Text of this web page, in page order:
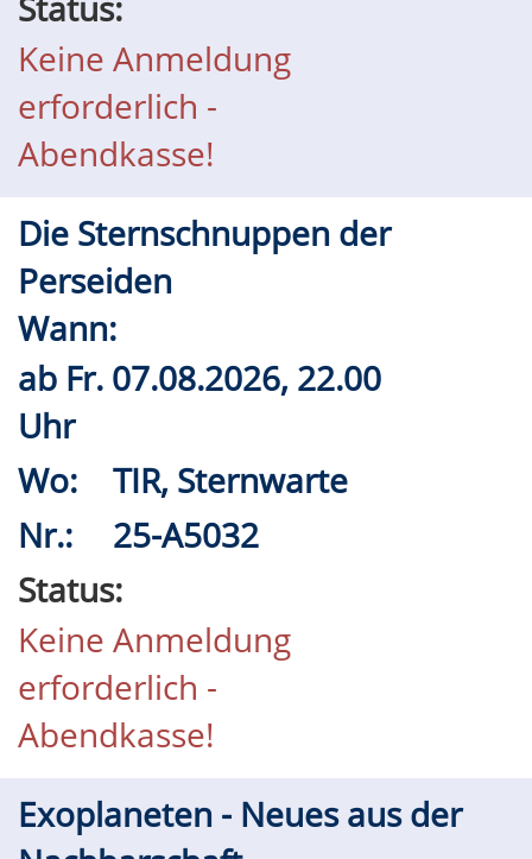
Keine Anmeldung
erforderlich -
Abendkasse!
Die Sternschnuppen der
Perseiden
Wann:
ab Fr. 07.08.2026, 22.00
Uhr
Wo:
TIR, Sternwarte
Nr.:
25-A5032
Status:
Keine Anmeldung
erforderlich -
Abendkasse!
Exoplaneten - Neues aus der